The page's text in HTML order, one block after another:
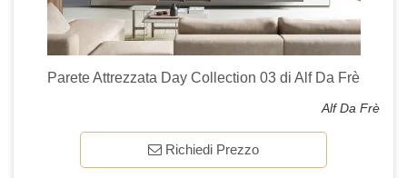
Parete Attrezzata Day Collection 03 di Alf Da Frè
Alf Da Frè
Richiedi Prezzo